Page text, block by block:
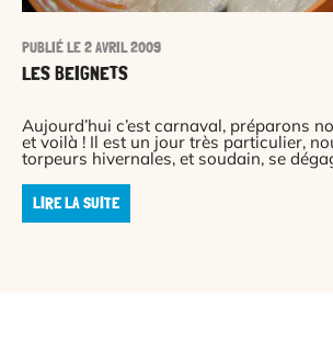
PUBLIÉ LE 2 AVRIL 2009
LES BEIGNETS
Aujourd’hui c’est carnaval, préparons
et voilà ! Il est un jour très particulier,
torpeurs hivernales, et soudain, se
LIRE LA SUITE